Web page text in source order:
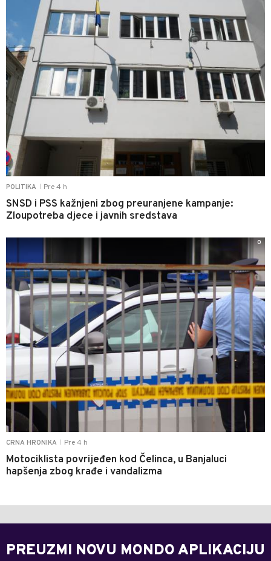
POLITIKA Pre 4 h
SNSD i PSS kažnjeni zbog preuranjene kampanje:
Zloupotreba djece i javnih sredstava
CRNA HRONIKA Pre 4 h
Motociklista povrijeđen kod Čelinca, u Banjaluci
hapšenja zbog krađe i vandalizma
0
PREUZMI NOVU MONDO APLIKACIJU